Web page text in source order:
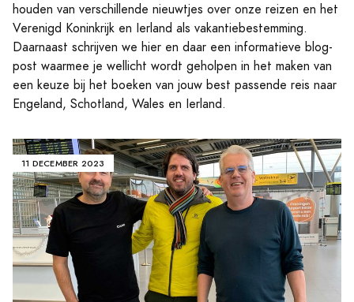
houden van verschillende nieuwtjes over onze reizen en het
Verenigd Koninkrijk en Ierland als vakantiebestemming.
Daarnaast schrijven we hier en daar een informatieve blog-
post waarmee je wellicht wordt geholpen in het maken van
een keuze bij het boeken van jouw best passende reis naar
Engeland, Schotland, Wales en Ierland.
11 DECEMBER 2023